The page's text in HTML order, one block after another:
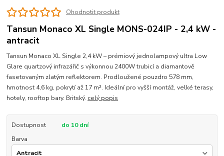
Ohodnotit produkt
Tansun Monaco XL Single MONS-024IP - 2,4 kW -
antracit
Tansun Monaco XL Single 2,4 kW – prémiový jednolampový ultra Low
Glare quartzový infrazářič s výkonnou 2400W trubicí a diamantově
fasetovaným zlatým reflektorem. Prodloužené pouzdro 578 mm,
hmotnost 4,6 kg, pokrytí až 17 m². Ideální pro vyšší montáž, velké terasy,
hotely, rooftop bary. Britský. celý popis
Dostupnost
do 10 dní
Barva